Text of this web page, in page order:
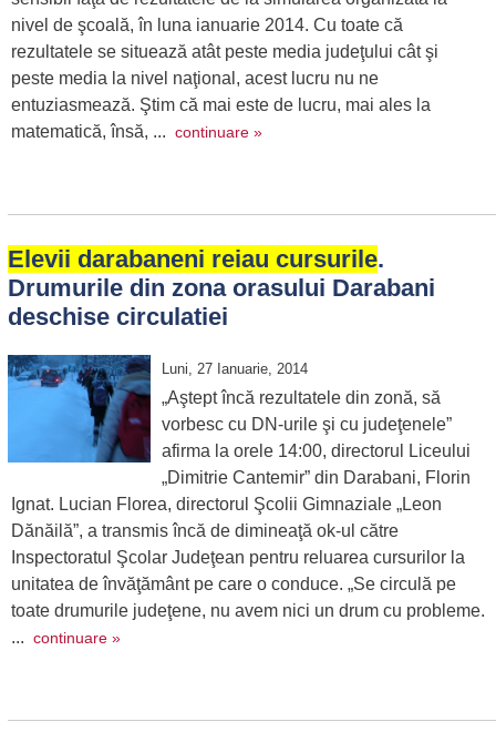
nivel de şcoală, în luna ianuarie 2014. Cu toate că
rezultatele se situează atât peste media judeţului cât şi
peste media la nivel naţional, acest lucru nu ne
entuziasmează. Ştim că mai este de lucru, mai ales la
matematică, însă, ... continuare »
Elevii darabaneni reiau cursurile.
Drumurile din zona orasului Darabani
deschise circulatiei
Luni, 27 Ianuarie, 2014
„Aştept încă rezultatele din zonă, să
vorbesc cu DN-urile şi cu judeţenele”
afirma la orele 14:00, directorul Liceului
„Dimitrie Cantemir” din Darabani, Florin
Ignat. Lucian Florea, directorul Şcolii Gimnaziale „Leon
Dănăilă”, a transmis încă de dimineaţă ok-ul către
Inspectoratul Şcolar Judeţean pentru reluarea cursurilor la
unitatea de învăţământ pe care o conduce. „Se circulă pe
toate drumurile judeţene, nu avem nici un drum cu probleme.
... continuare »